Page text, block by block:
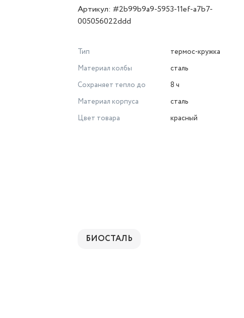
Артикул: #2b99b9a9-5953-11ef-a7b7-
005056022ddd
Тип
термос-кружка
Материал колбы
сталь
Сохраняет тепло до
8 ч
Материал корпуса
сталь
Цвет товара
красный
БИОСТАЛЬ